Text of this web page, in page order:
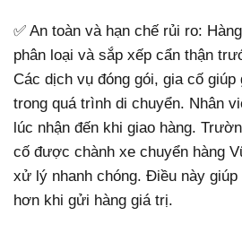
✅ An toàn và hạn chế rủi ro:
phân loại và sắp xếp cẩn thận
Các dịch vụ đóng gói, gia cố giúp
trong quá trình di chuyển. Nhân
lúc nhận đến khi giao hàng.
cố được chành xe chuyển hàng
xử lý nhanh chóng. Điều này giúp
hơn khi gửi hàng giá trị.